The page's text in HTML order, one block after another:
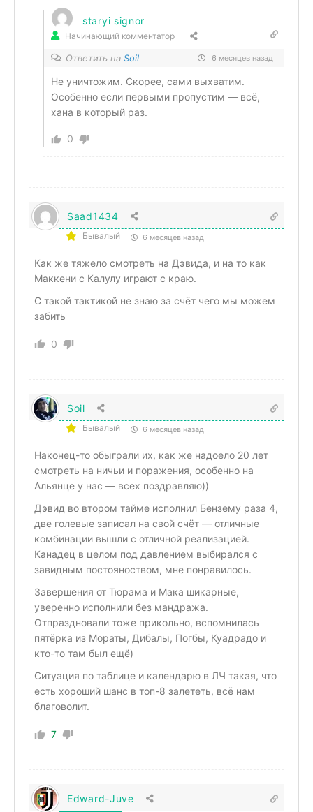
staryi signor
Начинающий комментатор
Ответить на Soil 6 месяцев назад
Не уничтожим. Скорее, сами выхватим.
Особенно если первыми пропустим — всё,
хана в который раз.
0
Saad1434
Бывалый 6 месяцев назад
Как же тяжело смотреть на Дэвида, и на то как
Маккени с Калулу играют с краю.
С такой тактикой не знаю за счёт чего мы можем
забить
0
Soil
Бывалый 6 месяцев назад
Наконец-то обыграли их, как же надоело 20 лет
смотреть на ничьи и поражения, особенно на
Альянце у нас — всех поздравляю))
Дэвид во втором тайме исполнил Бензему раза 4,
две голевые записал на свой счёт — отличные
комбинации вышли с отличной реализацией.
Канадец в целом под давлением выбирался с
завидным постояноством, мне понравилось.
Завершения от Тюрама и Мака шикарные,
уверенно исполнили без мандража.
Отпраздновали тоже прикольно, вспомнилась
пятёрка из Мораты, Дибалы, Погбы, Куадрадо и
кто-то там был ещё)
Ситуация по таблице и календарю в ЛЧ такая, что
есть хороший шанс в топ-8 залететь, всё нам
благоволит.
7
Edward-Juve